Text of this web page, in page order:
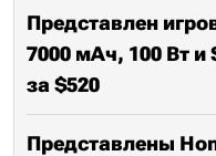
Представлен
7000 мАч, 100 Вт и
за $520
Представлены